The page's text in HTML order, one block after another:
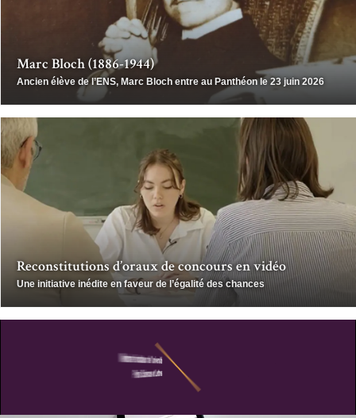
Marc Bloch (1886-1944)
Ancien élève de l’ENS, Marc Bloch entre au Panthéon le 23 juin 2026
Reconstitutions d’oraux de concours en vidéo
Une initiative inédite en faveur de l’égalité des chances